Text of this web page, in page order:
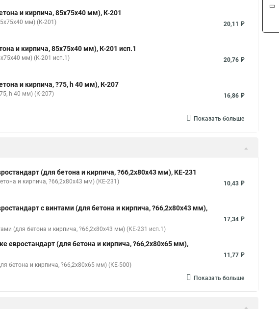
и кирпича, 85х75х40 мм), К-201
мм) (К-201) 20,11 ₽
и кирпича, 85х75х40 мм), К-201 исп.1
мм) (К-201 исп.1) 20,76 ₽
и кирпича, ?75, h 40 мм), К-207
h 40 мм) (К-207) 16,86 ₽
Показать больше
(для бетона и кирпича, ?66,2х80х43 мм), КЕ-231
и кирпича, ?66,2х80х43 мм) (КЕ-231) 10,43 ₽
с винтами (для бетона и кирпича, ?66,2х80х43 мм),
(для бетона и кирпича, ?66,2х80х43 мм) (КЕ-231 исп.1)
17,34 ₽
евростандарт (для бетона и кирпича, ?66,2х80х65 мм),
бетона и кирпича, ?66,2х80х65 мм) (КЕ-500)
11,77 ₽
Показать больше